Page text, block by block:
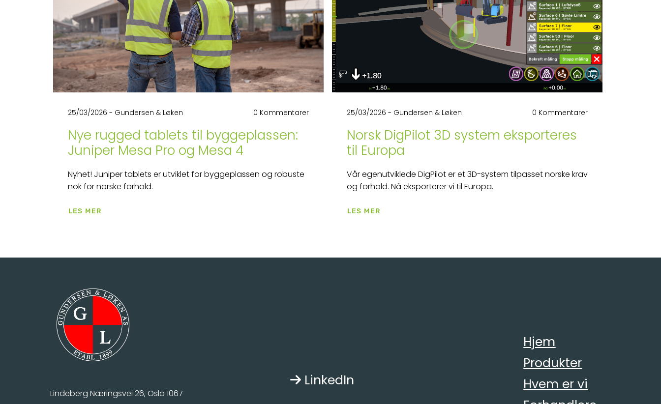
25/03/2026 - Gundersen & Løken 0 Kommentarer
Nye rugged tablets til byggeplassen:
Juniper Mesa Pro og Mesa 4
Nyhet! Juniper tablets er utviklet for byggeplassen og robuste
nok for norske forhold.
LES MER
25/03/2026 - Gundersen & Løken 0 Kommentarer
Norsk DigPilot 3D system eksporteres
til Europa
Vår egenutviklede DigPilot er et 3D-system tilpasset norske krav
og forhold. Nå eksporterer vi til Europa.
LES MER
Lindeberg Næringsvei 26, Oslo 1067
 LinkedIn
Hjem
Produkter
Hvem er vi